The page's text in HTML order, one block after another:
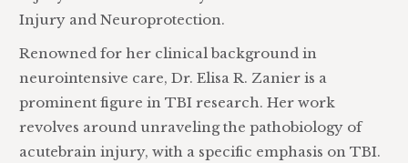
Injury and Neuroprotection.
Renowned for her clinical background in
neurointensive care, Dr. Elisa R. Zanier is a
prominent figure in TBI research. Her work
revolves around unraveling the pathobiology of
acutebrain injury, with a specific emphasis on TBI.